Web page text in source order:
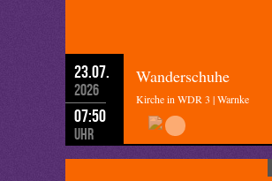
23.07.
2026
07:50
Uhr
Wanderschuhe
Kirche in WDR 3 | Warnke